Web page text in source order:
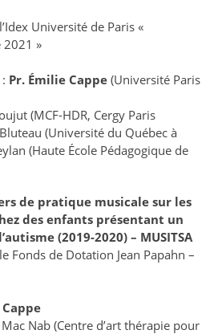
Université de Paris «
2021 »
Pr. Émilie Cappe (Université Paris
(MCF-HDR, Cergy Paris
(Université du Québec à
(Haute École Pédagogique de
de pratique musicale sur les
des enfants présentant un
(2019-2020) – MUSITSA
Fonds de Dotation Jean Papahn –
Nab (Centre d’art thérapie pour